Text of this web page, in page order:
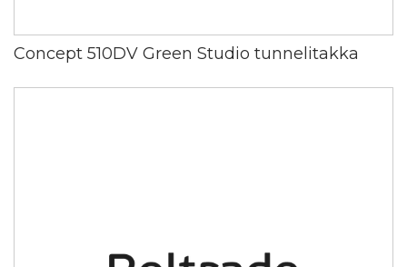
Concept 510DV Green Studio tunnelitakka